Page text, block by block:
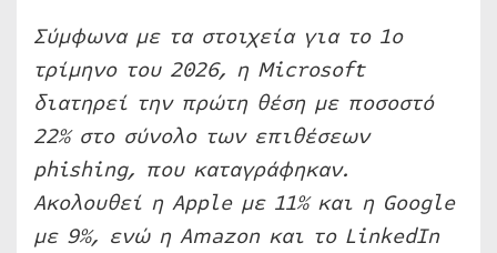
Σύμφωνα με τα στοιχεία για το 1ο
τρίμηνο του 2026, η Microsoft
διατηρεί την πρώτη θέση με ποσοστό
22% στο σύνολο των επιθέσεων
phishing, που καταγράφηκαν.
Ακολουθεί η Apple με 11% και η Google
με 9%, ενώ η Amazon και το LinkedIn